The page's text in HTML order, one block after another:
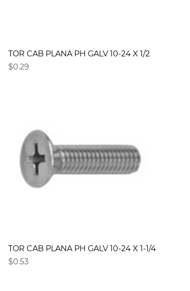
TOR CAB PLANA PH GALV 10-24 X 1/2
Precio
$0.29
TOR CAB PLANA PH GALV 10-24 X 1-1/4
Precio
$0.53